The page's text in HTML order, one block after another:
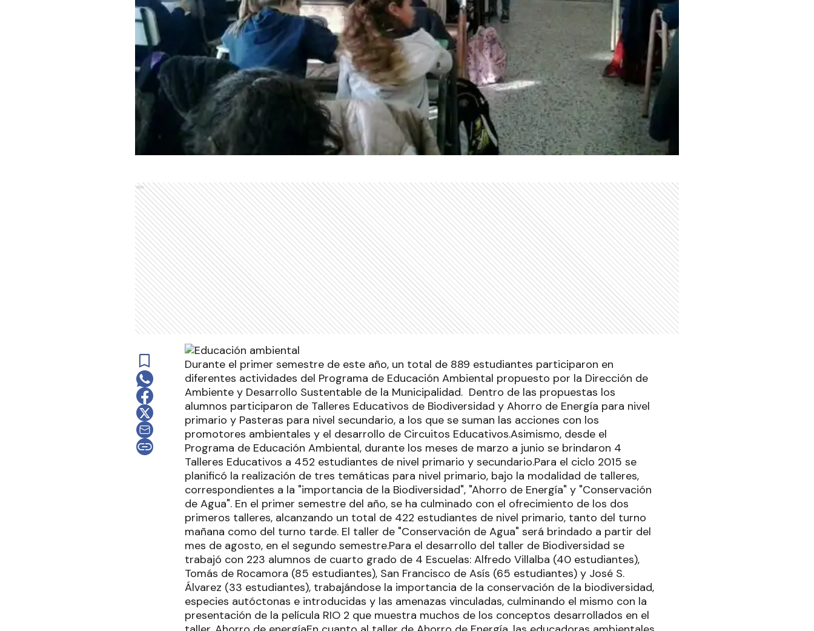
Ads
Durante el primer semestre de este año, un total de 889 estudiantes participaron en
diferentes actividades del Programa de Educación Ambiental propuesto por la Dirección de
Ambiente y Desarrollo Sustentable de la Municipalidad. Dentro de las propuestas los
alumnos participaron de Talleres Educativos de Biodiversidad y Ahorro de Energía para nivel
primario y Pasteras para nivel secundario, a los que se suman las acciones con los
promotores ambientales y el desarrollo de Circuitos Educativos.Asimismo, desde el
Programa de Educación Ambiental, durante los meses de marzo a junio se brindaron 4
Talleres Educativos a 452 estudiantes de nivel primario y secundario.Para el ciclo 2015 se
planificó la realización de tres temáticas para nivel primario, bajo la modalidad de talleres,
correspondientes a la "importancia de la Biodiversidad", "Ahorro de Energía" y "Conservación
de Agua". En el primer semestre del año, se ha culminado con el ofrecimiento de los dos
primeros talleres, alcanzando un total de 422 estudiantes de nivel primario, tanto del turno
mañana como del turno tarde. El taller de "Conservación de Agua" será brindado a partir del
mes de agosto, en el segundo semestre.Para el desarrollo del taller de Biodiversidad se
trabajó con 223 alumnos de cuarto grado de 4 Escuelas: Alfredo Villalba (40 estudiantes),
Tomás de Rocamora (85 estudiantes), San Francisco de Asís (65 estudiantes) y José S.
Álvarez (33 estudiantes), trabajándose la importancia de la conservación de la biodiversidad,
especies autóctonas e introducidas y las amenazas vinculadas, culminando el mismo con la
presentación de la película RIO 2 que muestra muchos de los conceptos desarrollados en el